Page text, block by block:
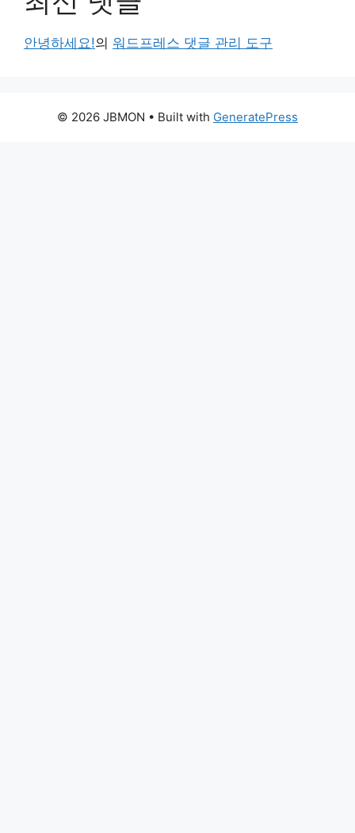
안녕하세요!의 워드프레스 댓글 관리 도구
© 2026 JBMON • Built with GeneratePress